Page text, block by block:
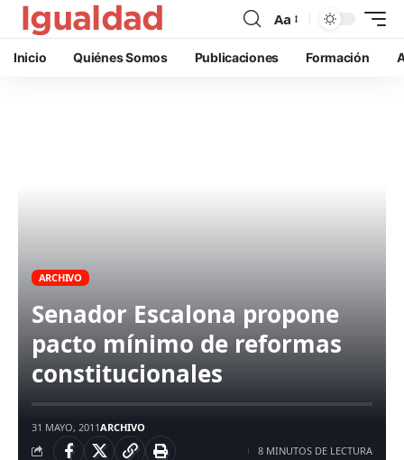
Aa
Inicio Quiénes Somos Publicaciones Formación
ARCHIVO
Senador Escalona propone
pacto mínimo de reformas
constitucionales
31 MAYO, 2011ARCHIVO
8 MINUTOS DE LECTURA